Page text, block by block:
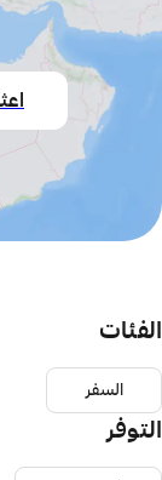
الفئات
السفر
التوفر